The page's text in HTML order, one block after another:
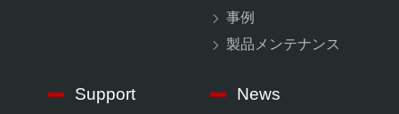
事例
製品メンテナンス
Support News